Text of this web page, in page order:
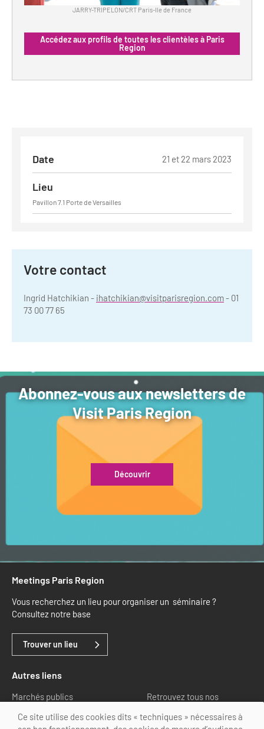
JARRY-TRIPELON/CRT Paris-Ile de France
Accédez aux profils de toutes les clientèles à Paris
Region
Date 21 et 22 mars 2023
Lieu
Pavillon 7.1 Porte de Versailles
Votre contact
Ingrid Hatchikian - ihatchikian@visitparisregion.com- 01
73 00 77 65
Abonnez-vous aux newsletters de
Visit Paris Region
Découvrir
Meetings Paris Region
Vous recherchez un lieu pour organiser un séminaire ?
Consultez notre base
Trouver un lieu
Autres liens
Marchés publics
Retrouvez tous nos
Ce site utilise des cookies dits « techniques » nécessaires à